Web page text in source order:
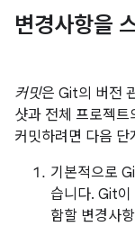
변경사항을
커밋은 Git의 버전
샷과 전체 프로젝
커밋하려면 다음 단
기본적으로
습니다. Git이
함할 변경사